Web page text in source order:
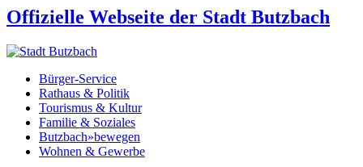
Offizielle Webseite der Stadt Butzbach
Bürger-Service
Rathaus & Politik
Tourismus & Kultur
Familie & Soziales
Butzbach»bewegen
Wohnen & Gewerbe